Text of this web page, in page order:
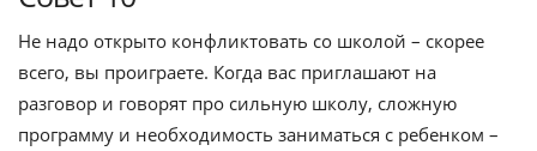
Не надо открыто конфликтовать со школой – скорее
всего, вы проиграете. Когда вас приглашают на
разговор и говорят про сильную школу, сложную
программу и необходимость заниматься с ребенком –